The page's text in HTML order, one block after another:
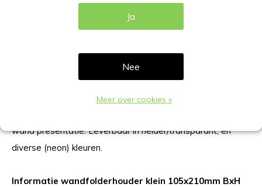
Productomschrijving
Gebruik deze wandfolderhouder om uw producten en
wand presentatie. Leverbaar in helder/transparant, en
diverse (neon) kleuren.
Informatie wandfolderhouder klein 105x210mm BxH
Ja
Nee
Meer over cookies »